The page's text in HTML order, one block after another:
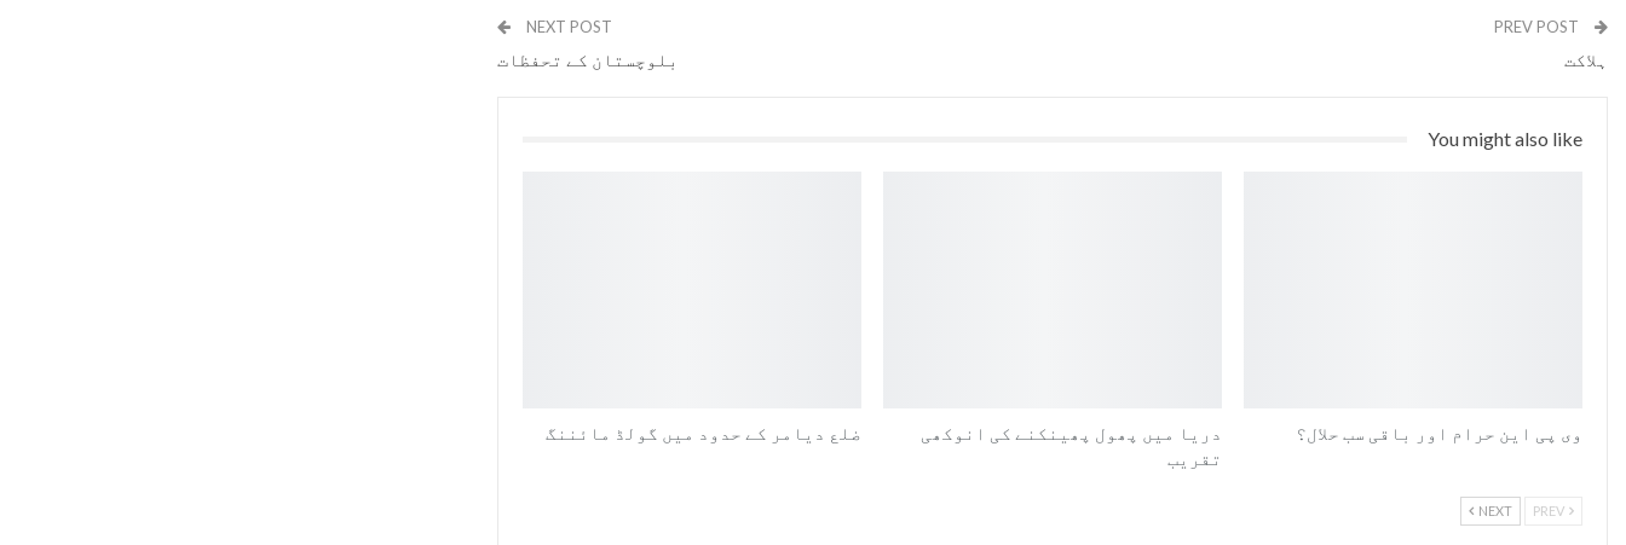
ہلاکت
NEXT POST
بلوچستان کے تحفظات
You might also like
وی پی این حرام اور باقی سب حلال؟
دریا میں پھول پھینکنے کی انوکھی
تقریب
ضلع دیامر کے حدود میں گولڈ مائننگ
NEXT